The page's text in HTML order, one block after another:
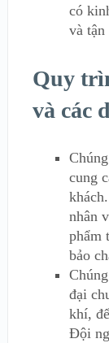
có
và tận
Quy
và các
cung
nhân
phẩm
bảo
đại
khí,
Đội